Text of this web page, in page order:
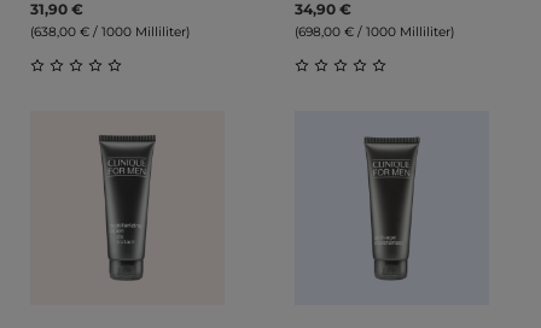
31,90 €
(638,00 € / 1000 Milliliter)
34,90 €
(698,00 € / 1000 Milliliter)